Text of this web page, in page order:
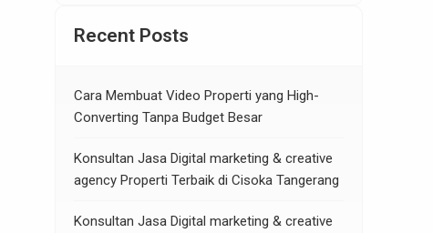
Recent Posts
Cara Membuat Video Properti yang High-
Converting Tanpa Budget Besar
Konsultan Jasa Digital marketing & creative
agency Properti Terbaik di Cisoka Tangerang
Konsultan Jasa Digital marketing & creative